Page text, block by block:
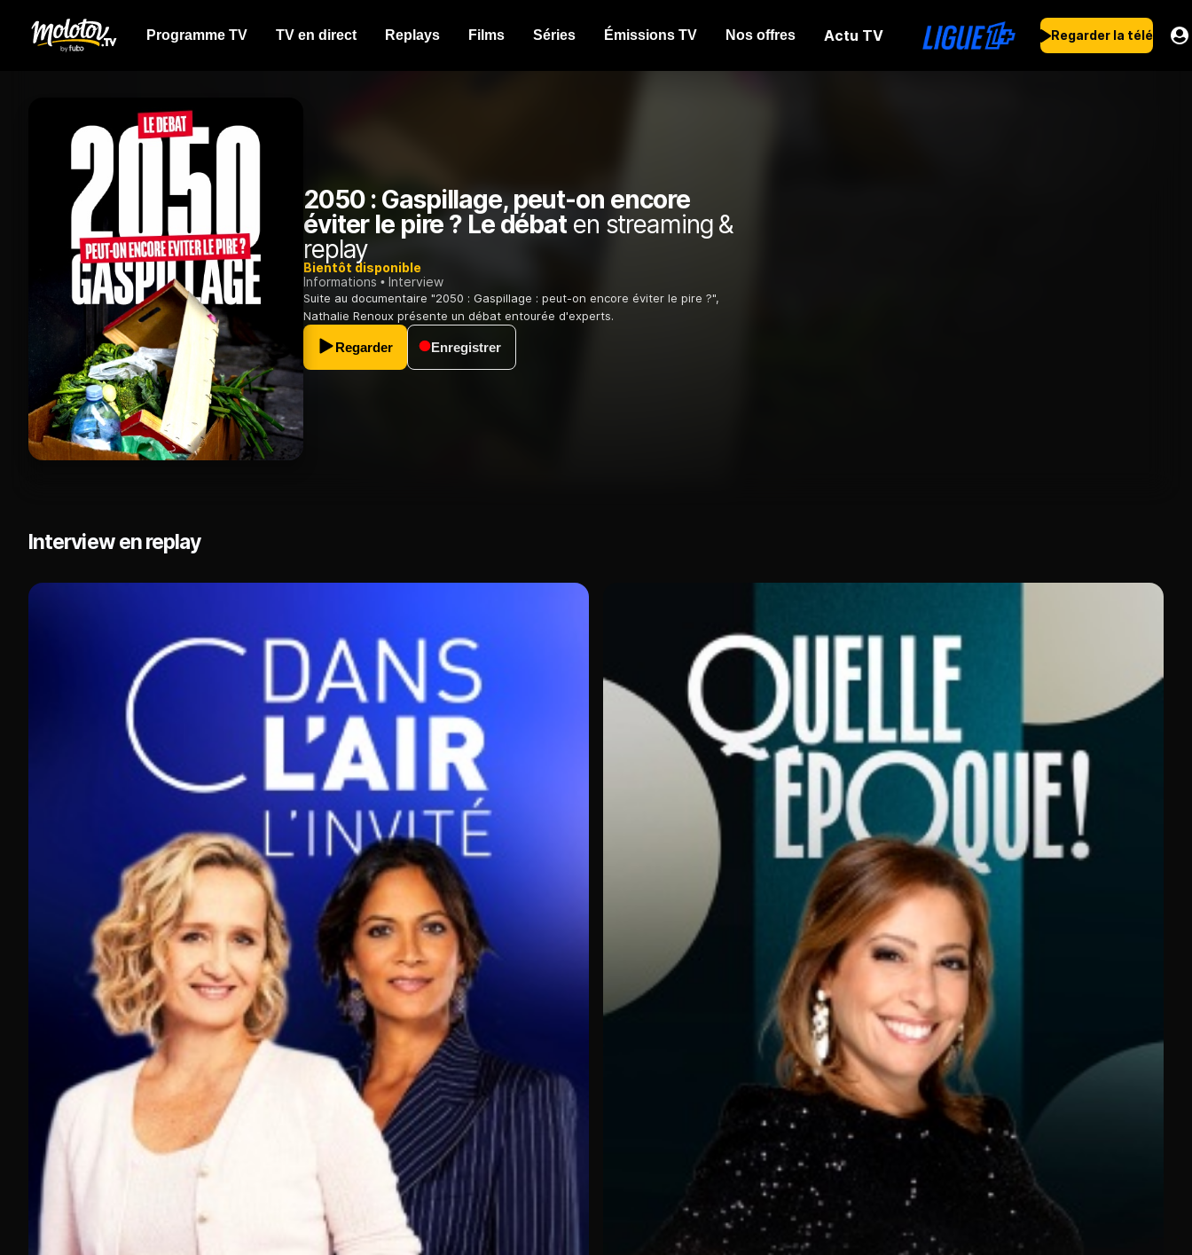
Programme TV TV en direct Replays Films Séries Émissions TV Nos offres Actu TV Regarder la télé
2050 : Gaspillage, peut-on encore
éviter le pire ? Le débaten streaming &
replay
Bientôt disponible
Informations
Interview
Suite au documentaire "2050 : Gaspillage : peut-on encore éviter le pire ?",
Nathalie Renoux présente un débat entourée d'experts.
Regarder Enregistrer
Interview en replay